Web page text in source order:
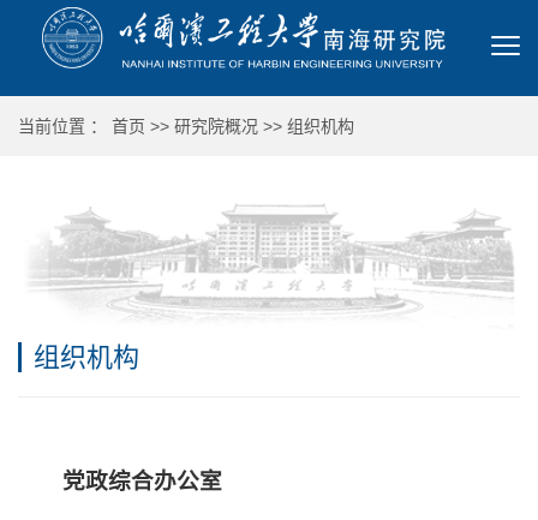
当前位置 ： 首页 >> 研究院概况 >> 组织机构
组织机构
党政综合办公室